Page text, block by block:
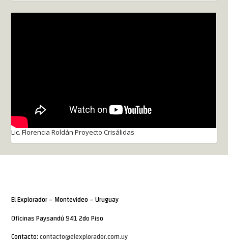
Lic. Florencia Roldán Proyecto Crisálidas
El Explorador – Montevideo – Uruguay
Oficinas Paysandú 941 2do Piso
Contacto:contacto@elexplorador.com.uy